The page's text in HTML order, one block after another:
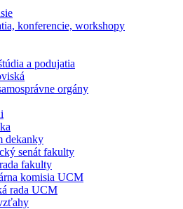
konferencie, workshopy
a podujatia
orgány
dekanky
senát fakulty
fakulty
komisia UCM
rada UCM